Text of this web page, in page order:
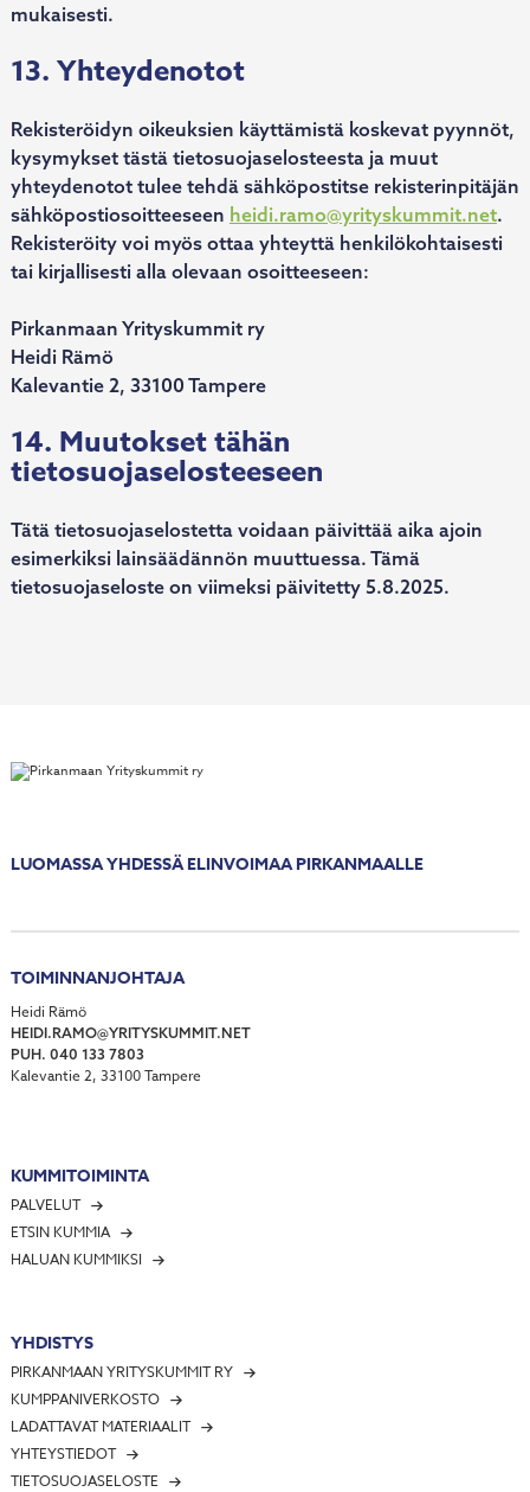
mukaisesti.
13. Yhteydenotot
Rekisteröidyn oikeuksien käyttämistä koskevat pyynnöt,
kysymykset tästä tietosuojaselosteesta ja muut
yhteydenotot tulee tehdä sähköpostitse rekisterinpitäjän
sähköpostiosoitteeseen heidi.ramo@yrityskummit.net.
Rekisteröity voi myös ottaa yhteyttä henkilökohtaisesti
tai kirjallisesti alla olevaan osoitteeseen:
Pirkanmaan Yrityskummit ry
Heidi Rämö
Kalevantie 2, 33100 Tampere
14. Muutokset tähän
tietosuojaselosteeseen
Tätä tietosuojaselostetta voidaan päivittää aika ajoin
esimerkiksi lainsäädännön muuttuessa. Tämä
tietosuojaseloste on viimeksi päivitetty 5.8.2025.
LUOMASSA YHDESSÄ ELINVOIMAA PIRKANMAALLE
TOIMINNANJOHTAJA
Heidi Rämö
HEIDI.RAMO@YRITYSKUMMIT.NET
PUH. 040 133 7803
Kalevantie 2, 33100 Tampere
KUMMITOIMINTA
PALVELUT
ETSIN KUMMIA
HALUAN KUMMIKSI
YHDISTYS
PIRKANMAAN YRITYSKUMMIT RY
KUMPPANIVERKOSTO
LADATTAVAT MATERIAALIT
YHTEYSTIEDOT
TIETOSUOJASELOSTE